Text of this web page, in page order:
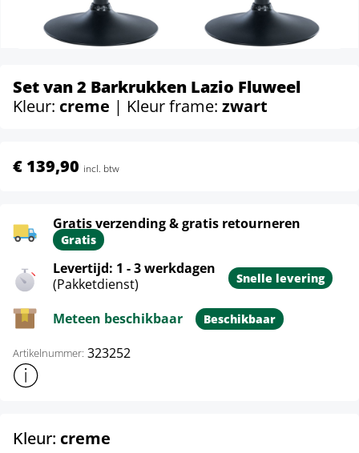
Set van 2 Barkrukken Lazio Fluweel
Kleur: creme | Kleur frame: zwart
€ 139,90 incl. btw
Gratis verzending & gratis retourneren
Gratis
Levertijd: 1 - 3 werkdagen
(Pakketdienst)
Snelle levering
Meteen beschikbaar Beschikbaar
Artikelnummer: 323252
Toon meer productinformatie
Kleur: creme